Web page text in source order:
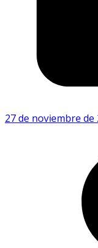
27 de noviembre de